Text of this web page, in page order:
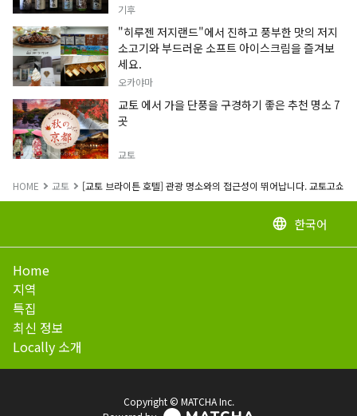
기후
"히루젠 저지랜드"에서 진하고 풍부한 맛의 저지
소고기와 부드러운 소프트 아이스크림을 즐겨보
세요.
오카야마
교토 에서 가을 단풍을 구경하기 좋은 추천 명소 7
곳
교토
HOME 교토 [교토 브라이튼 호텔] 관광 명소와의 접근성이 뛰어납니다. 교토고쇼
language 한국어
Home
지역
특집
최신 정보
Locally 소개
Copyright © MATCHA Inc.